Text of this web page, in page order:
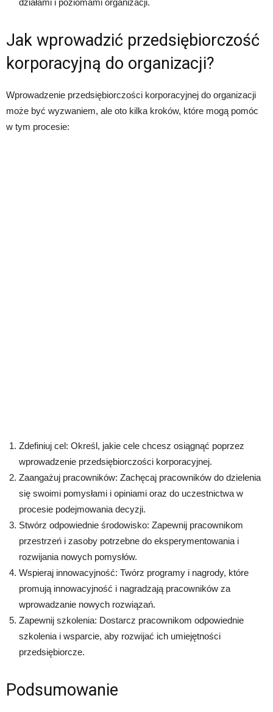
działami i poziomami organizacji.
Jak wprowadzić przedsiębiorczość
korporacyjną do organizacji?
Wprowadzenie przedsiębiorczości korporacyjnej do organizacji
może być wyzwaniem, ale oto kilka kroków, które mogą pomóc
w tym procesie:
Zdefiniuj cel: Określ, jakie cele chcesz osiągnąć poprzez
wprowadzenie przedsiębiorczości korporacyjnej.
Zaangażuj pracowników: Zachęcaj pracowników do dzielenia
się swoimi pomysłami i opiniami oraz do uczestnictwa w
procesie podejmowania decyzji.
Stwórz odpowiednie środowisko: Zapewnij pracownikom
przestrzeń i zasoby potrzebne do eksperymentowania i
rozwijania nowych pomysłów.
Wspieraj innowacyjność: Twórz programy i nagrody, które
promują innowacyjność i nagradzają pracowników za
wprowadzanie nowych rozwiązań.
Zapewnij szkolenia: Dostarcz pracownikom odpowiednie
szkolenia i wsparcie, aby rozwijać ich umiejętności
przedsiębiorcze.
Podsumowanie